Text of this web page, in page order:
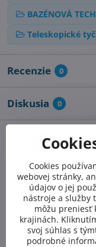
BAZÉNOVÁ
Teleskopické
Recenzie 0
Diskusia 0
FacebookTwitter
Predchádzajúci
produkt
Cookies
webovej stránky,
údajov o jej
nástroje a služby
môžu preniesť
krajinách.
svoj súhlas s
podrobné